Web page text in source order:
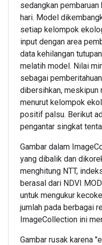
sedangkan
hari. Model
setiap kelompok
input dengan area
data kehilangan
melatih model. Nilai
sebagai
dibersihkan, meskipun
menurut kelompok
positif palsu. Berikut
pengantar singkat
Gambar dalam
yang dibalik dan
menghitung NTT,
berasal dari NDVI
untuk mengukur
jumlah pada berbagai
ImageCollection ini
Gambar rusak karena